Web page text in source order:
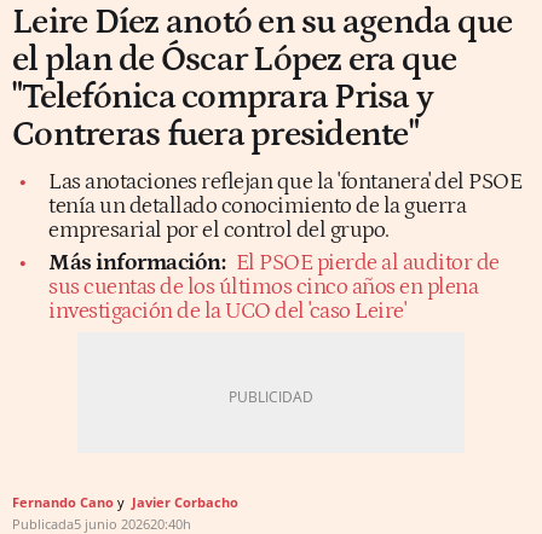
Leire Díez anotó en su agenda que
el plan de Óscar López era que
"Telefónica comprara Prisa y
Contreras fuera presidente"
Las anotaciones reflejan que la 'fontanera' del PSOE
tenía un detallado conocimiento de la guerra
empresarial por el control del grupo.
Más información: El PSOE pierde al auditor de
sus cuentas de los últimos cinco años en plena
investigación de la UCO del 'caso Leire'
Fernando Cano
Javier Corbacho
Publicada5 junio 202620:40h